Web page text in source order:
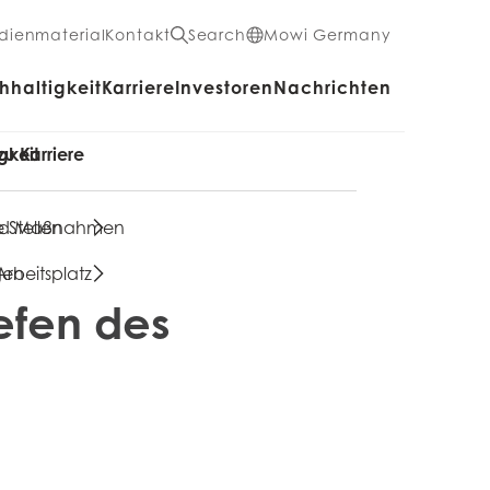
Kontakt Search Mowi Germany
Maßnahmen
Karriere
Karriere
Stellen
InvestorenNachrichten
des